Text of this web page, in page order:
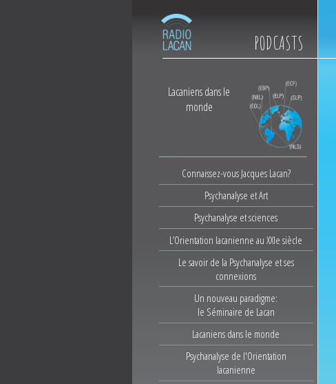
PODCASTS
Lacaniens dans le
monde
Connaissez-vous Jacques Lacan?
Psychanalyse et Art
Psychanalyse et sciences
L’Orientation lacanienne au XXIe siècle
Le savoir de la Psychanalyse et ses
connexions
Un nouveau paradigme:
le Séminaire de Lacan
Lacaniens dans le monde
Psychanalyse de l'Orientation
lacanienne